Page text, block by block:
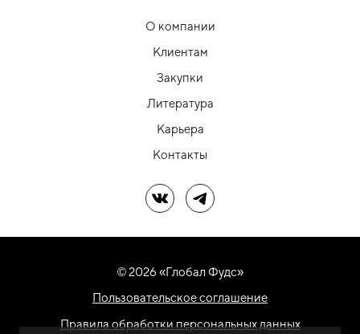
О компании
Клиентам
Закупки
Литература
Карьера
Контакты
Мы в ВКМы в Telegram
© 2026 «Глобал Фудс»
Пользовательское соглашение
Правила обработки персональных данных